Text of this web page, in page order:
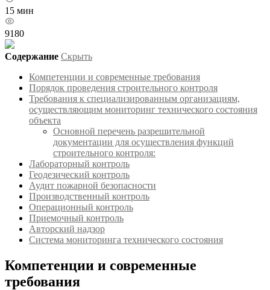
15 мин
9180
Содержание Скрыть
Компетенции и современные требования
Порядок проведения строительного контроля
Требования к специализированным организациям,
осуществляющим мониторинг технического состояния
объекта
Основной перечень разрешительной
документации для осуществления функций
строительного контроля:
Лабораторный контроль
Геодезический контроль
Аудит пожарной безопасности
Производственный контроль
Операционный контроль
Приемочный контроль
Авторский надзор
Система мониторинга технического состояния
Компетенции и современные
требования